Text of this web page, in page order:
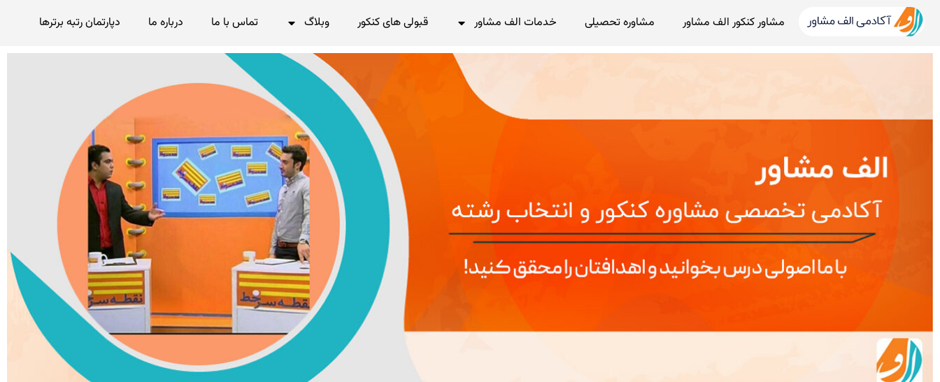
مشاور کنکور الف مشاور مشاوره تحصیلی خدمات الف مشاور قبولی های کنکور وبلاگ تماس با ما درباره ما دپارتمان رتبه برترها